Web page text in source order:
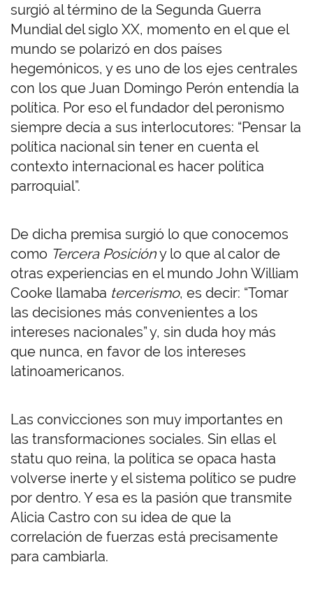
surgió al término de la Segunda Guerra
Mundial del siglo XX, momento en el que el
mundo se polarizó en dos países
hegemónicos, y es uno de los ejes centrales
con los que Juan Domingo Perón entendía la
política. Por eso el fundador del peronismo
siempre decía a sus interlocutores: “Pensar la
política nacional sin tener en cuenta el
contexto internacional es hacer política
parroquial”.
De dicha premisa surgió lo que conocemos
como Tercera Posicióny lo que al calor de
otras experiencias en el mundo John William
Cooke llamaba tercerismo, es decir: “Tomar
las decisiones más convenientes a los
intereses nacionales” y, sin duda hoy más
que nunca, en favor de los intereses
latinoamericanos.
Las convicciones son muy importantes en
las transformaciones sociales. Sin ellas el
statu quo reina, la política se opaca hasta
volverse inerte y el sistema político se pudre
por dentro. Y esa es la pasión que transmite
Alicia Castro con su idea de que la
correlación de fuerzas está precisamente
para cambiarla.